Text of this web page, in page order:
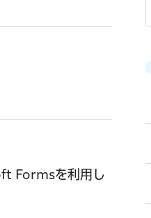
Formsを利用し